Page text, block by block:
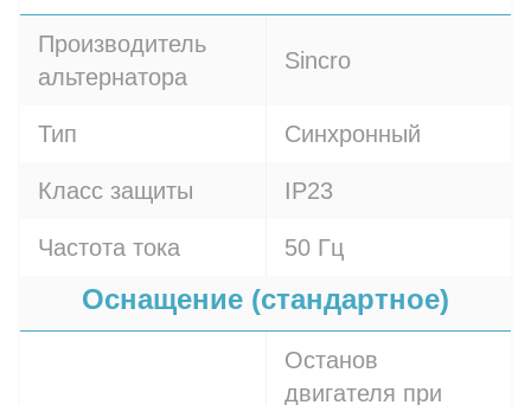
Производитель
альтернатора
Sincro
Тип Синхронный
Класс защиты IP23
Частота тока 50 Гц
Оснащение (стандартное)
Останов
двигателя при